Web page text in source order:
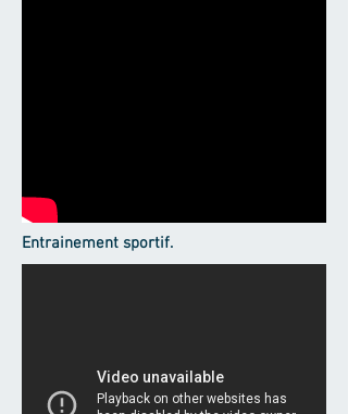
Entrainement sportif.